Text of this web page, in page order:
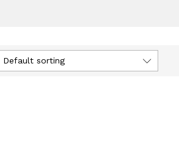
Default sorting